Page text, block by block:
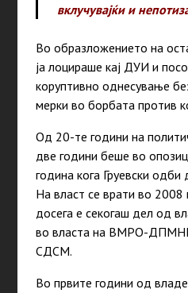
вклучувајќи и
Во образложението на
ја лоцираше кај ДУИ и
коруптивно однесување
мерки во борбата против
Од 20-те години на
две години беше во
година кога Груевски
На власт се врати во 2008
досега е секогаш дел од
во власта на ВМРО-
СДСМ.
Во првите години од